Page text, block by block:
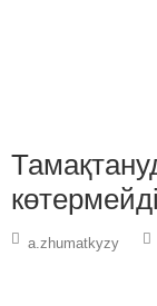
көтермейді
a.zhumatkyzy